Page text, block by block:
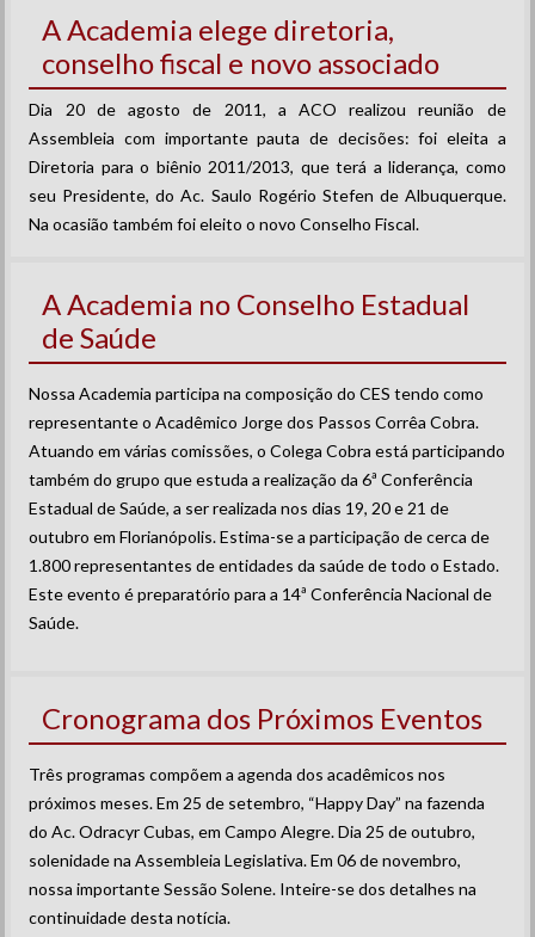
A Academia elege diretoria,
conselho fiscal e novo associado
Dia 20 de agosto de 2011, a ACO realizou reunião de
Assembleia com importante pauta de decisões: foi eleita a
Diretoria para o biênio 2011/2013, que terá a liderança, como
seu Presidente, do Ac. Saulo Rogério Stefen de Albuquerque.
Na ocasião também foi eleito o novo Conselho Fiscal.
A Academia no Conselho Estadual
de Saúde
Nossa Academia participa na composição do CES tendo como
representante o Acadêmico Jorge dos Passos Corrêa Cobra.
Atuando em várias comissões, o Colega Cobra está participando
também do grupo que estuda a realização da 6ª Conferência
Estadual de Saúde, a ser realizada nos dias 19, 20 e 21 de
outubro em Florianópolis. Estima-se a participação de cerca de
1.800 representantes de entidades da saúde de todo o Estado.
Este evento é preparatório para a 14ª Conferência Nacional de
Saúde.
Cronograma dos Próximos Eventos
Três programas compõem a agenda dos acadêmicos nos
próximos meses. Em 25 de setembro, “Happy Day” na fazenda
do Ac. Odracyr Cubas, em Campo Alegre. Dia 25 de outubro,
solenidade na Assembleia Legislativa. Em 06 de novembro,
nossa importante Sessão Solene. Inteire-se dos detalhes na
continuidade desta notícia.